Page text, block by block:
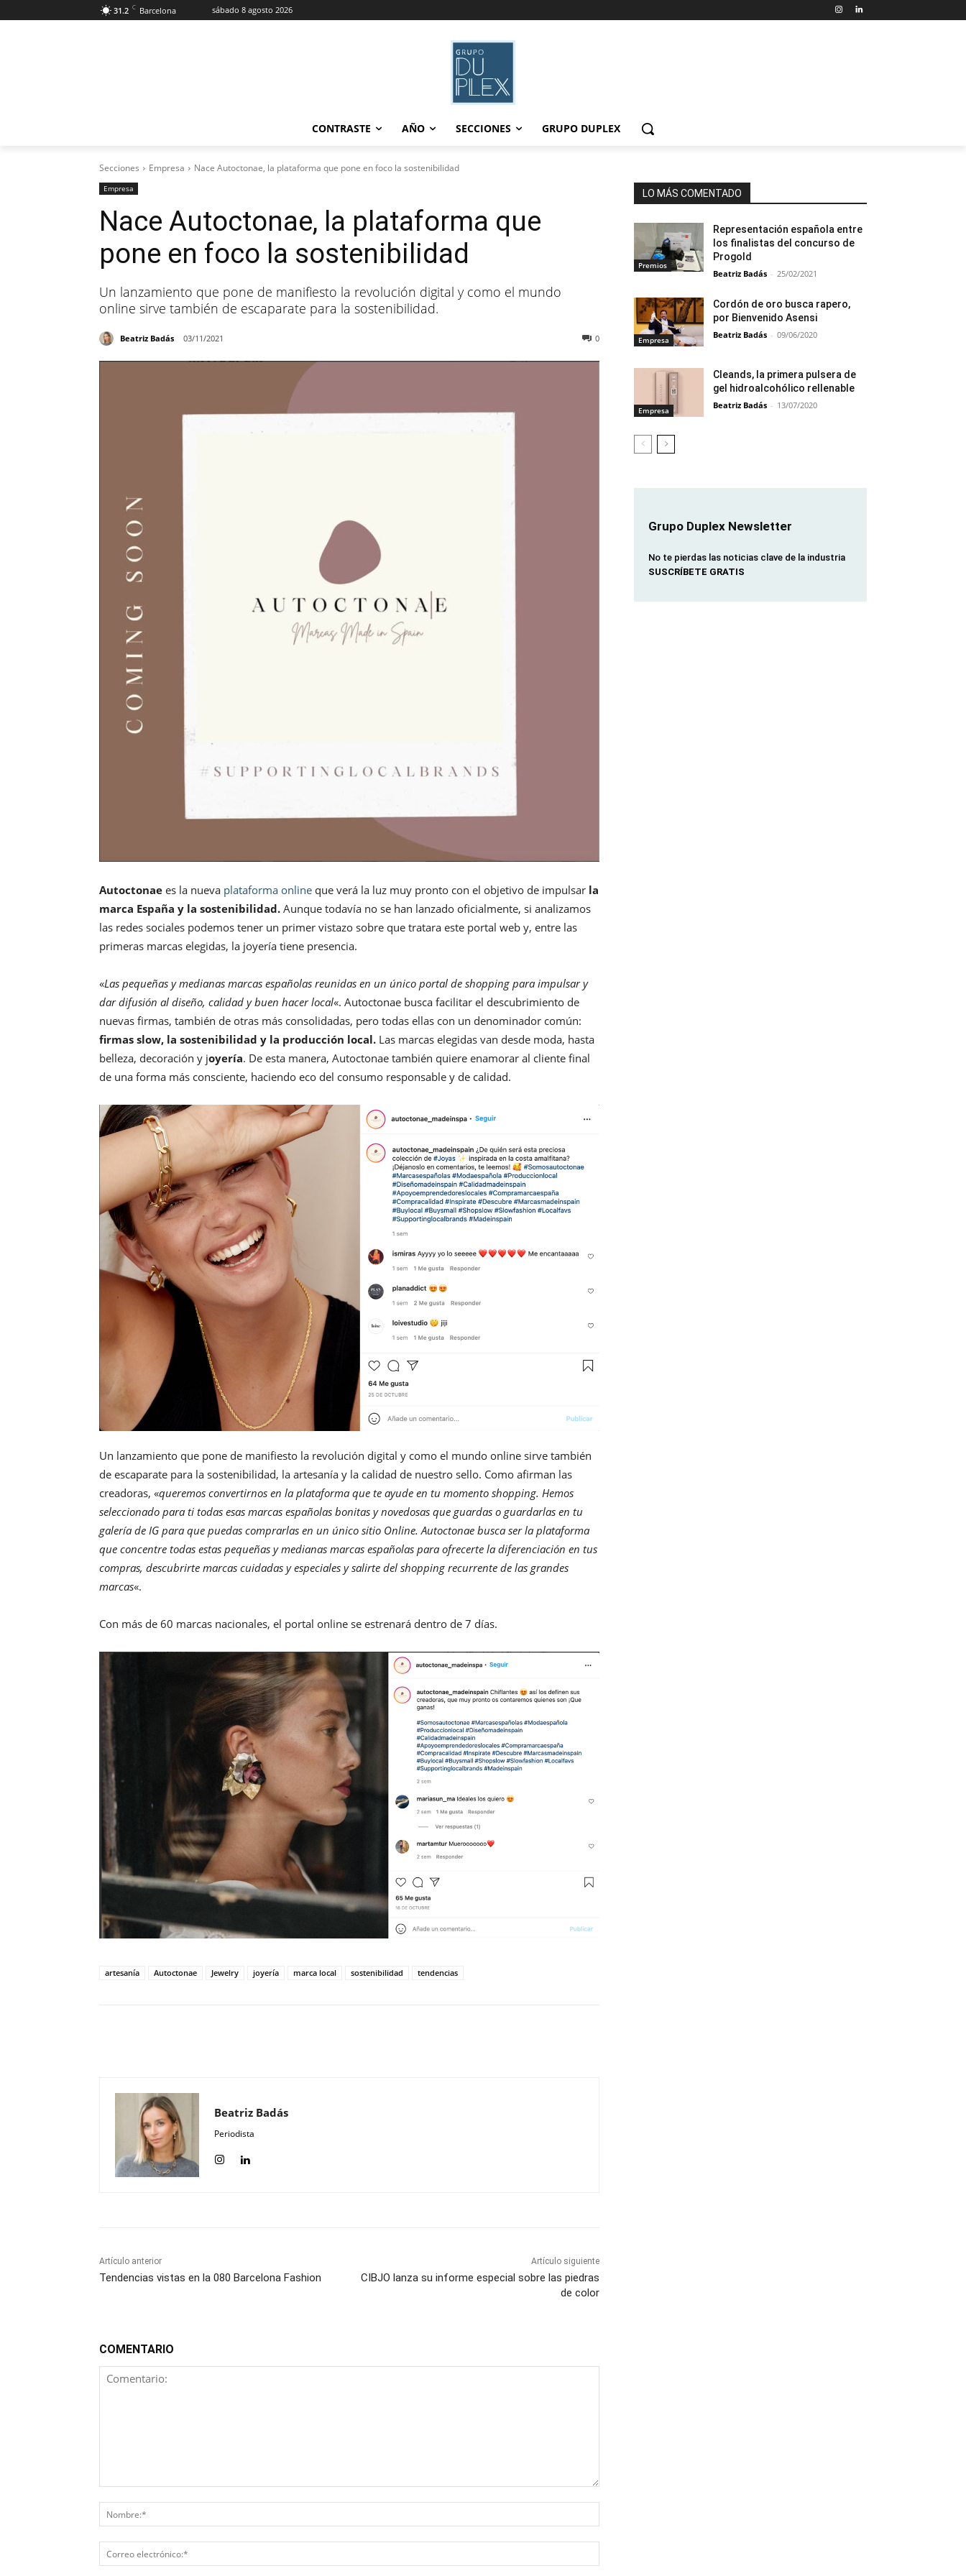
31.2 C Barcelona sábado 8 agosto 2026
CONTRASTE AÑO SECCIONES GRUPO DUPLEX
Secciones Empresa Nace Autoctonae, la plataforma que pone en foco la sostenibilidad
Empresa
Nace Autoctonae, la plataforma que
pone en foco la sostenibilidad
Un lanzamiento que pone de manifiesto la revolución digital y como el mundo
online sirve también de escaparate para la sostenibilidad.
Beatriz Badás 03/11/2021 0
Autoctonae es la nueva plataforma online que verá la luz muy pronto con el objetivo de impulsar la
marca España y la sostenibilidad. Aunque todavía no se han lanzado oficialmente, si analizamos
las redes sociales podemos tener un primer vistazo sobre que tratara este portal web y, entre las
primeras marcas elegidas, la joyería tiene presencia.
«Las pequeñas y medianas marcas españolas reunidas en un único portal de shopping para impulsar y
dar difusión al diseño, calidad y buen hacer local«. Autoctonae busca facilitar el descubrimiento de
nuevas firmas, también de otras más consolidadas, pero todas ellas con un denominador común:
firmas slow, la sostenibilidad y la producción local. Las marcas elegidas van desde moda, hasta
belleza, decoración y joyería. De esta manera, Autoctonae también quiere enamorar al cliente final
de una forma más consciente, haciendo eco del consumo responsable y de calidad.
Un lanzamiento que pone de manifiesto la revolución digital y como el mundo online sirve también
de escaparate para la sostenibilidad, la artesanía y la calidad de nuestro sello. Como afirman las
creadoras, «queremos convertirnos en la plataforma que te ayude en tu momento shopping. Hemos
seleccionado para ti todas esas marcas españolas bonitas y novedosas que guardas o guardarlas en tu
galería de IG para que puedas comprarlas en un único sitio Online. Autoctonae busca ser la plataforma
que concentre todas estas pequeñas y medianas marcas españolas para ofrecerte la diferenciación en tus
compras, descubrirte marcas cuidadas y especiales y salirte del shopping recurrente de las grandes
marcas«.
Con más de 60 marcas nacionales, el portal online se estrenará dentro de 7 días.
artesanía Autoctonae Jewelry joyería marca local sostenibilidad tendencias
Beatriz Badás
Periodista
Artículo anterior
Tendencias vistas en la 080 Barcelona Fashion
Artículo siguiente
CIBJO lanza su informe especial sobre las piedras
de color
COMENTARIO
electrónico:*
LO MÁS COMENTADO
Premios
Representación española entre
los finalistas del concurso de
Progold
Beatriz Badás - 25/02/2021
Empresa
Cordón de oro busca rapero,
por Bienvenido Asensi
Beatriz Badás - 09/06/2020
Empresa
Cleands, la primera pulsera de
gel hidroalcohólico rellenable
Beatriz Badás - 13/07/2020
Grupo Duplex Newsletter
No te pierdas las noticias clave de la industria
SUSCRÍBETE GRATIS